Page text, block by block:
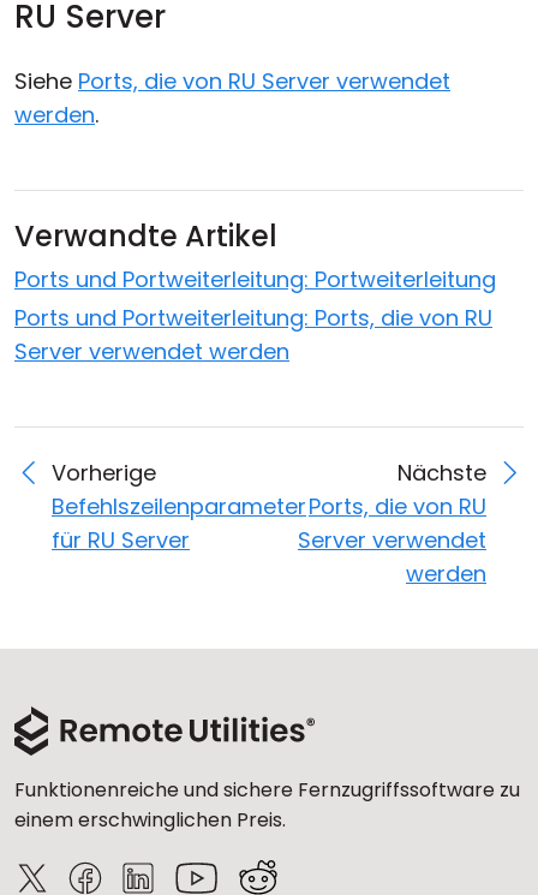
RU Server
Siehe Ports, die von RU Server verwendet
werden.
Verwandte Artikel
Ports und Portweiterleitung: Portweiterleitung
Ports und Portweiterleitung: Ports, die von RU
Server verwendet werden
Vorherige
Befehlszeilenparameter
für RU Server
Nächste
Ports, die von RU
Server verwendet
werden
Funktionenreiche und sichere Fernzugriffssoftware zu
einem erschwinglichen Preis.